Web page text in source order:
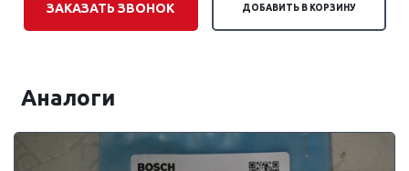
ЗАКАЗАТЬ ЗВОНОК ДОБАВИТЬ В КОРЗИНУ
Аналоги